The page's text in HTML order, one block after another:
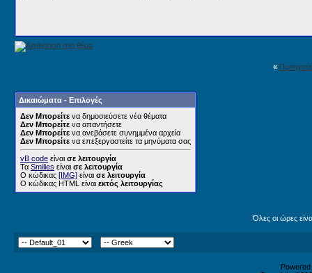
«
Δικαιώματα - Επιλογές
Δεν Μπορείτε να δημοσιεύσετε νέα θέματα
Δεν Μπορείτε να απαντήσετε
Δεν Μπορείτε να ανεβάσετε συνημμένα αρχεία
Δεν Μπορείτε να επεξεργαστείτε τα μηνύματα σας
vB code είναι σε λειτουργία
Τα Smilies είναι σε λειτουργία
Ο κώδικας [IMG] είναι σε λειτουργία
Ο κώδικας HTML είναι εκτός λειτουργίας
Όλες οι ώρες